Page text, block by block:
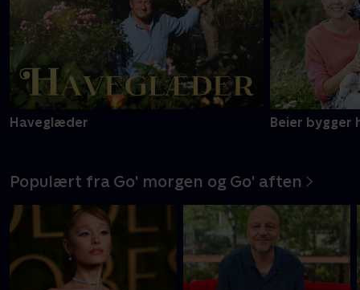
Haveglæder Beier bygger
Populært fra Go' morgen og Go' aften